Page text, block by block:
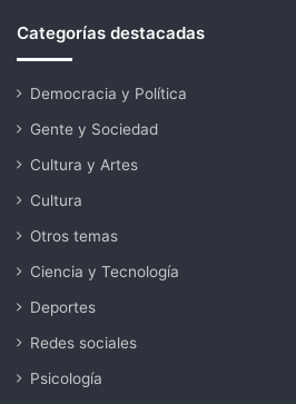
Categorías destacadas
Democracia y Política
Gente y Sociedad
Cultura y Artes
Cultura
Otros temas
Ciencia y Tecnología
Deportes
Redes sociales
Psicología